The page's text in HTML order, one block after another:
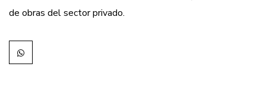
de obras del sector privado.